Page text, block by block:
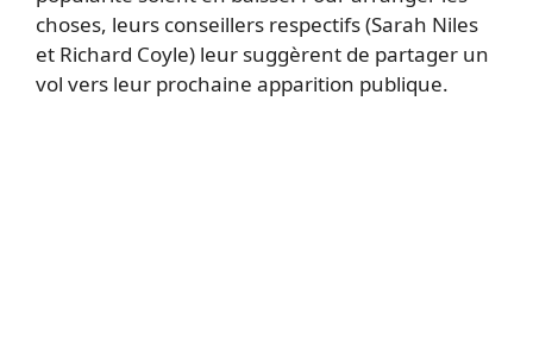
choses, leurs conseillers respectifs (Sarah Niles
et Richard Coyle) leur suggèrent de partager un
vol vers leur prochaine apparition publique.